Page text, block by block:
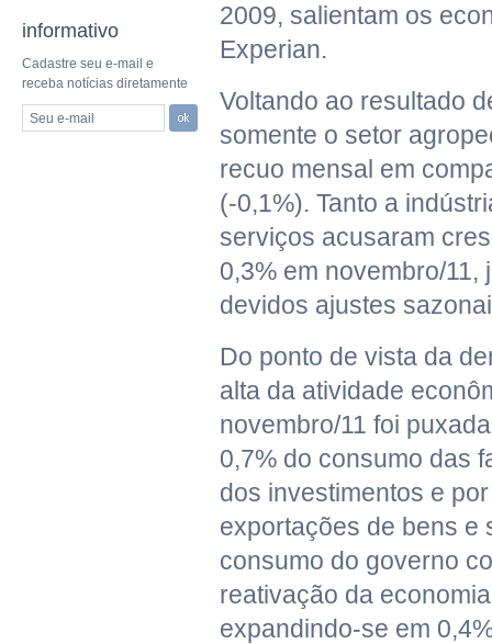
informativo
Cadastre seu e-mail e
receba notícias diretamente
Seu e-mail
2009, salientam os
Experian.
Voltando ao resultado
somente o setor
recuo mensal em
(-0,1%). Tanto a
serviços acusaram
0,3% em novembro/11,
devidos ajustes
Do ponto de vista da
alta da atividade
novembro/11 foi
0,7% do consumo das
dos investimentos e
exportações de bens e
consumo do governo
reativação da
expandindo-se em